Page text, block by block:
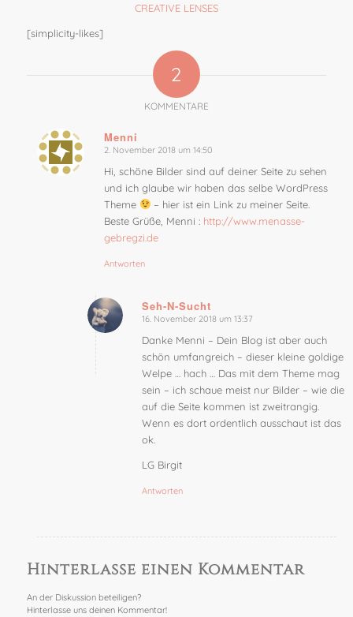
CREATIVE LENSES
[simplicity-likes]
2
KOMMENTARE
Menni
sagte:
2. November 2018 um 14:50
Hi, schöne Bilder sind auf deiner Seite zu sehen
und ich glaube wir haben das selbe WordPress
Theme
– hier ist ein Link zu meiner Seite.
Beste Grüße, Menni : http://www.menasse-
gebregzi.de
Antworten
Seh-N-Sucht
sagte:
16. November 2018 um 13:37
Danke Menni – Dein Blog ist aber auch
schön umfangreich – dieser kleine goldige
Welpe … hach … Das mit dem Theme mag
sein – ich schaue meist nur Bilder – wie die
auf die Seite kommen ist zweitrangig.
Wenn es dort ordentlich ausschaut ist das
ok.
LG Birgit
Antworten
Hinterlasse einen Kommentar
An der Diskussion beteiligen?
Hinterlasse uns deinen Kommentar!